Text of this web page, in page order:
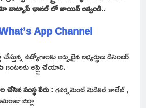
వాట్సాప్ ఛానల్ లో జాయిన్ అవ్వండి..
App Channel
ఉద్యోగాలకు అర్హులైన అభ్యర్థులు డిసెంబర్
గంటలకు అప్లై చేయాలి.
చేసిన సంస్థ పేరు :గవర్నమెంట్ మెడికల్ కాలేజ్ ,
జిల్లా